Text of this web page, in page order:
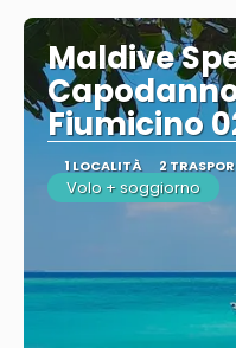
Maldive
Fiumicino
1 LOCALITÀ 2
Volo + soggiorno